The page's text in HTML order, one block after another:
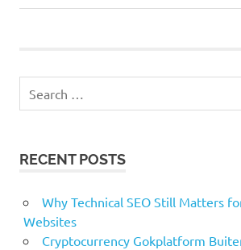
RECENT POSTS
Why Technical SEO Still Matters
Websites
Cryptocurrency Gokplatform